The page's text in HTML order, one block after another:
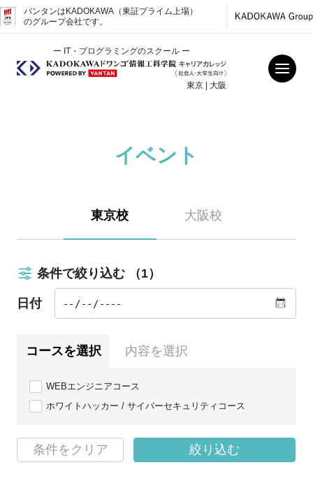
バンタンはKADOKAWA（東証プライム上場）
のグループ会社です。
ー IT・プログラミングのスクール ー
東京 | 大阪
イベント
東京校 大阪校
条件で絞り込む （1）
日付
コースを選択 内容を選択
WEBエンジニアコース
ホワイトハッカー / サイバーセキュリティコース
条件をクリア 絞り込む